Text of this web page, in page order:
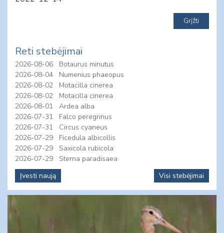
Reti stebėjimai
2026-08-06
Botaurus minutus
2026-08-04
Numenius phaeopus
2026-08-02
Motacilla cinerea
2026-08-02
Motacilla cinerea
2026-08-01
Ardea alba
2026-07-31
Falco peregrinus
2026-07-31
Circus cyaneus
2026-07-29
Ficedula albicollis
2026-07-29
Saxicola rubicola
2026-07-29
Sterna paradisaea
Įvesti naują
Visi stebėjimai